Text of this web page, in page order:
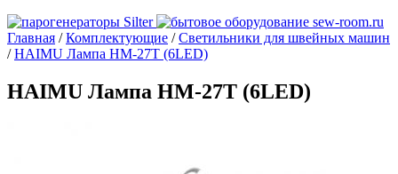
Главная /Комплектующие /Светильники для швейных машин
/HAIMU Лампа HM-27T (6LED)
HAIMU Лампа HM-27T (6LED)